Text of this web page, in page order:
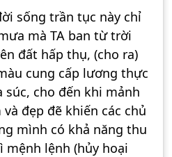
sống trần tục này chỉ
mà TA ban từ trời
đất hấp thụ, (cho ra)
cung cấp lương thực
súc, cho đến khi mảnh
đẹp đẽ khiến các chủ
mình có khả năng thu
lệnh (hủy hoại